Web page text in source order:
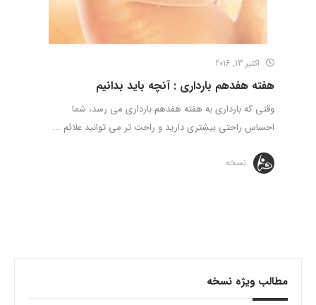
اکتبر 13, 2016
هفته هفدهم بارداری : آنچه باید بدانیم
وقتی که بارداری به هفته هفدهم بارداری می رسد، شما
احساس راحتی بیشتری دارید و راحت تر می توانید علائم ...
نسخه
مطالب ویژه نسخه